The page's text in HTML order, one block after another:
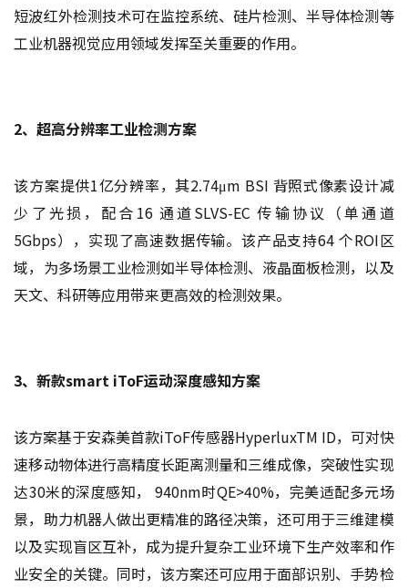
短波红外检测技术可在监控系统、硅片检测、半导体检测等
工业机器视觉应用领域发挥至关重要的作用。
2、超高分辨率工业检测方案
该方案提供1亿分辨率，其2.74μm BSI 背照式像素设计减
少了光损，配合16 通道SLVS-EC 传输协议（单通道
5Gbps），实现了高速数据传输。该产品支持64 个ROI区
域，为多场景工业检测如半导体检测、液晶面板检测，以及
天文、科研等应用带来更高效的检测效果。
3、新款smart iToF运动深度感知方案
该方案基于安森美首款iToF传感器HyperluxTM ID，可对快
速移动物体进行高精度长距离测量和三维成像，突破性实现
达30米的深度感知， 940nm时QE>40%，完美适配多元场
景，助力机器人做出更精准的路径决策，还可用于三维建模
以及实现盲区互补，成为提升复杂工业环境下生产效率和作
业安全的关键。同时，该方案还可应用于面部识别、手势检